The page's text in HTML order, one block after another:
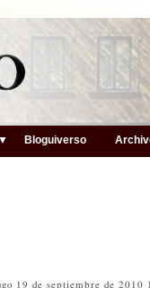
Bloguiverso
19 de septiembre de